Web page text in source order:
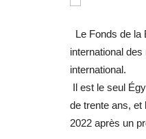
Le Fonds de la
international
international.
Il est le seul
de trente ans, et
2022 après un